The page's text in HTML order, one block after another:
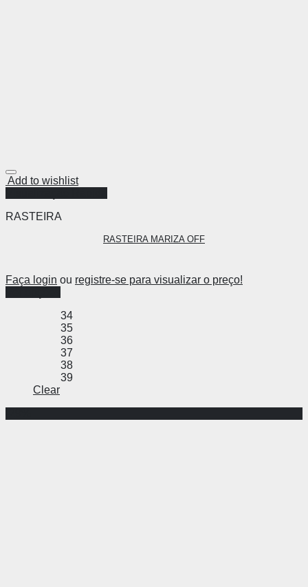
Add to wishlist
RASTEIRA
RASTEIRA MARIZA OFF
Faça login ou registre-se para visualizar o preço!
34
35
36
37
38
39
Clear